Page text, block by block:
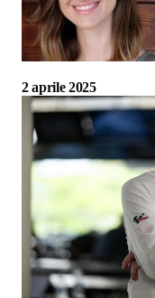
2 aprile 2025